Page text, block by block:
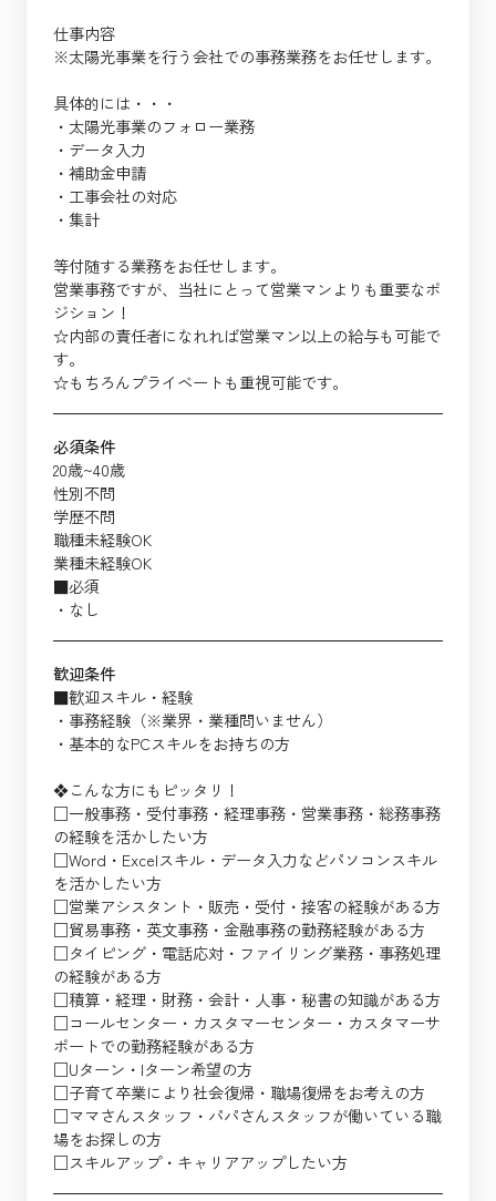
仕事内容
※太陽光事業を行う会社での事務業務をお任せします。
具体的には・・・
・太陽光事業のフォロー業務
・データ入力
・補助金申請
・工事会社の対応
・集計
等付随する業務をお任せします。
営業事務ですが、当社にとって営業マンよりも重要なポ
ジション！
☆内部の責任者になれれば営業マン以上の給与も可能で
す。
☆もちろんプライベートも重視可能です。
必須条件
20歳~40歳
性別不問
学歴不問
職種未経験OK
業種未経験OK
■必須
・なし
歓迎条件
■歓迎スキル・経験
・事務経験（※業界・業種問いません）
・基本的なPCスキルをお持ちの方
❖こんな方にもピッタリ！
□一般事務・受付事務・経理事務・営業事務・総務事務
の経験を活かしたい方
□Word・Excelスキル・データ入力などパソコンスキル
を活かしたい方
□営業アシスタント・販売・受付・接客の経験がある方
□貿易事務・英文事務・金融事務の勤務経験がある方
□タイピング・電話応対・ファイリング業務・事務処理
の経験がある方
□積算・経理・財務・会計・人事・秘書の知識がある方
□コールセンター・カスタマーセンター・カスタマーサ
ポートでの勤務経験がある方
□Uターン・Iターン希望の方
□子育て卒業により社会復帰・職場復帰をお考えの方
□ママさんスタッフ・パパさんスタッフが働いている職
場をお探しの方
□スキルアップ・キャリアアップしたい方